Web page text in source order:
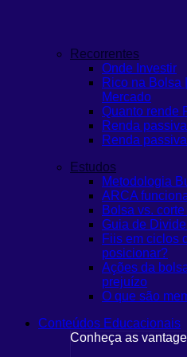
Recorrentes
Onde Investir
Rico na Bolsa
Mercado
Quanto rende
Renda
Renda
Estudos
Metodologia
ARCA
Bolsa vs.
Guia de
Fiis em ciclos
posicionar?
Ações da
prejuízo
O que são
Conteúdos Educacionais
Conheça as